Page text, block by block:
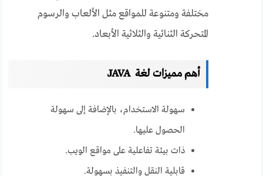
مختلفة ومتنوعة للمواقع مثل الألعاب والرسوم
المتحركة الثنائية والثلاثية الأبعاد.
أهم مميزات لغة JAVA
سهولة الاستخدام، بالإضافة إلى سهولة
الحصول عليها.
ذات بيئة تفاعلية على مواقع الويب.
قابلية النقل والتنفيذ بسهولة.